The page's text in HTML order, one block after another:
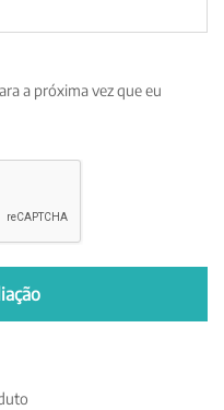
a próxima vez que eu